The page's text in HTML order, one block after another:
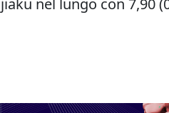
nel lungo con 7,90